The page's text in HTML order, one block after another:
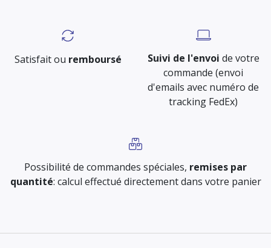
Satisfait ou remboursé Suivi de l'envoi de votre
commande (envoi
d'emails avec numéro de
tracking FedEx)
Possibilité de commandes spéciales, remises par
quantité: calcul effectué directement dans votre panier